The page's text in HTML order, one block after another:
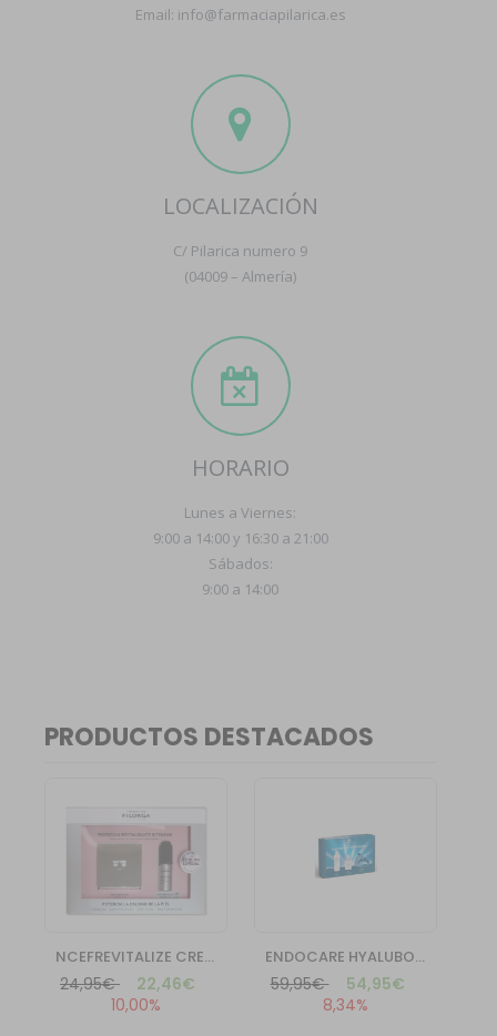
Email: info@farmaciapilarica.es
LOCALIZACIÓN
C/ Pilarica numero 9
(04009 – Almería)
HORARIO
Lunes a Viernes:
9:00 a 14:00 y 16:30 a 21:00
Sábados:
9:00 a 14:00